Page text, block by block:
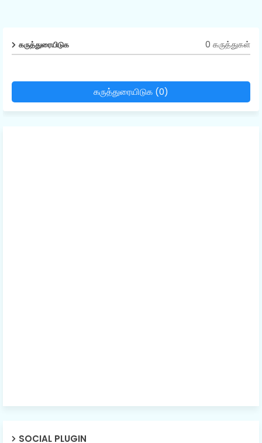
கருத்துரையிடுக 0 கருத்துகள்
கருத்துரையிடுக (0)
SOCIAL PLUGIN